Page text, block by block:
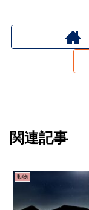
関連記事
動物